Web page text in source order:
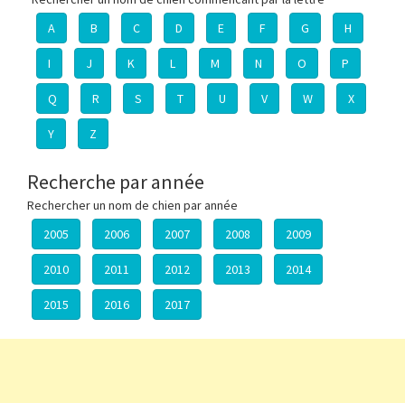
A
B C D E F G H
I J K L M N O P
Q R S T U V W X
Y Z
Recherche par année
Rechercher un nom de chien par année
2005
2006 2007 2008 2009
2010 2011 2012 2013 2014
2015 2016 2017